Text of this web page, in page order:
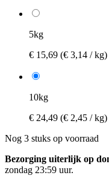
5kg
€ 15,69 (€ 3,14 / kg)
10kg
€ 24,49 (€ 2,45 / kg)
Nog 3 stuks op voorraad
Bezorging uiterlijk op
zondag 23:59 uur.